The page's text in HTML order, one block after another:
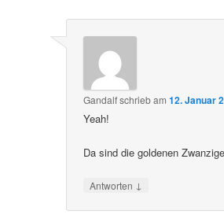
Gandalfschriebam12. Januar
Yeah!
Da sind die goldenen
Antworten ↓